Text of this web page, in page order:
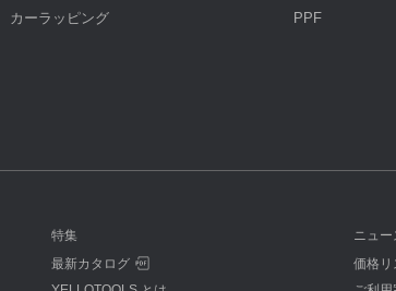
カーラッピング PPF
特集
ニュー
最新カタログ
価格リ